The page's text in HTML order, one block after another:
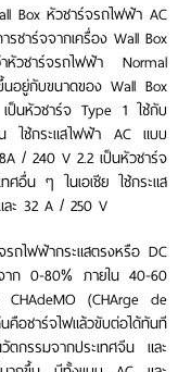
Box หัวชาร์จรถไฟฟ้า AC
ชาร์จจากเครื่อง Wall Box
หัวชาร์จรถไฟฟ้า Normal
นอยู่กับขนาดของ Wall Box
ป็นหัวชาร์จ Type 1 ใช้กับ
น ใช้กระแสไฟฟ้า AC แบบ
/ 240 V 2.2 เป็นหัวชาร์จ
ศอื่น ๆ ในเอเชีย ใช้กระแส
ะ 32 A / 250 V
รถไฟฟ้ากระแสตรงหรือ DC
จาก 0-80% ภายใน 40-60
(CHArge de
อชาร์จไฟแล้วขับต่อได้ทันที
กรรมจากประเทศจีน และ